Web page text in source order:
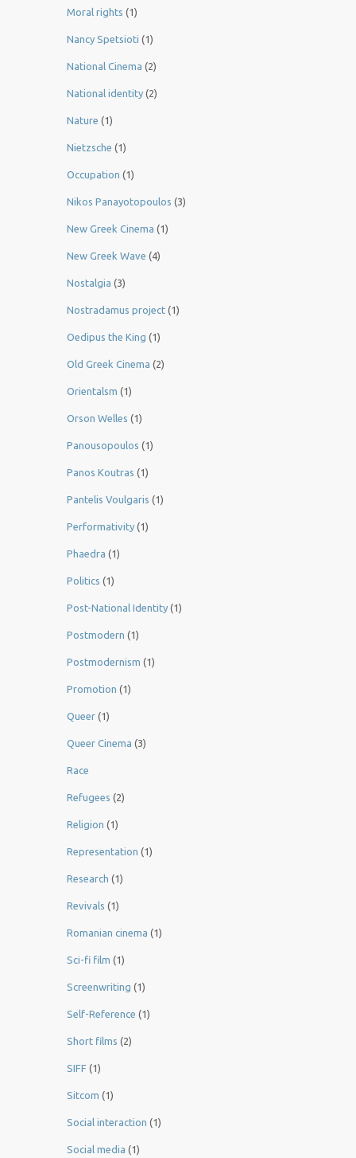
Moral rights (1)
Nancy Spetsioti (1)
National Cinema (2)
National identity (2)
Nature (1)
Nietzsche (1)
Occupation (1)
Nikos Panayotopoulos (3)
New Greek Cinema (1)
New Greek Wave (4)
Nostalgia (3)
Nostradamus project (1)
Oedipus the King (1)
Old Greek Cinema (2)
Orientalsm (1)
Orson Welles (1)
Panousopoulos (1)
Panos Koutras (1)
Pantelis Voulgaris (1)
Performativity (1)
Phaedra (1)
Politics (1)
Post-National Identity (1)
Postmodern (1)
Postmodernism (1)
Promotion (1)
Queer (1)
Queer Cinema (3)
Race
Refugees (2)
Religion (1)
Representation (1)
Research (1)
Revivals (1)
Romanian cinema (1)
Sci-fi film (1)
Screenwriting (1)
Self-Reference (1)
Short films (2)
SIFF (1)
Sitcom (1)
Social interaction (1)
Social media (1)